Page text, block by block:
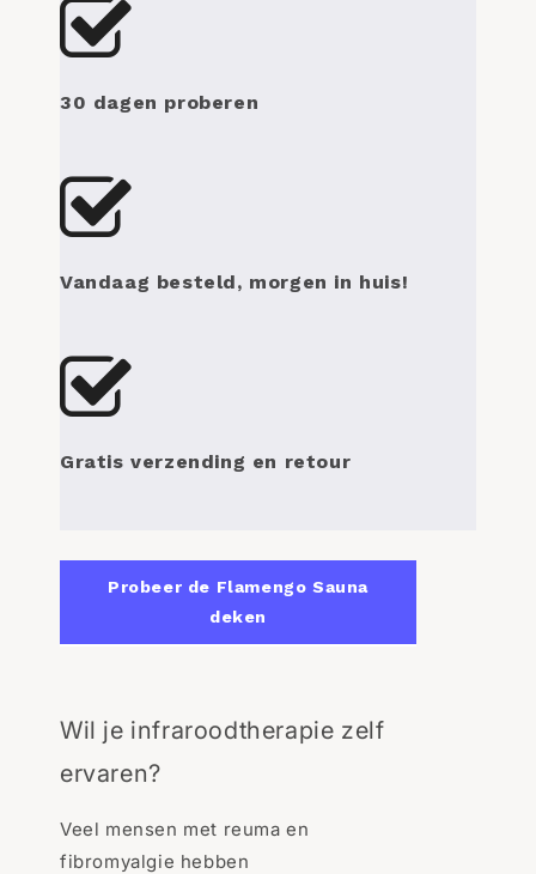
30 dagen proberen
Vandaag besteld, morgen in huis!
Gratis verzending en retour
Probeer de Flamengo Sauna
deken
Wil je infraroodtherapie zelf
ervaren?
Veel mensen met reuma en
fibromyalgie hebben